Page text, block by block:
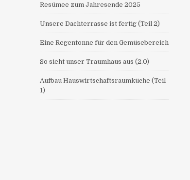
Resümee zum Jahresende 2025
Unsere Dachterrasse ist fertig (Teil 2)
Eine Regentonne für den Gemüsebereich
So sieht unser Traumhaus aus (2.0)
Aufbau Hauswirtschaftsraumküche (Teil
1)